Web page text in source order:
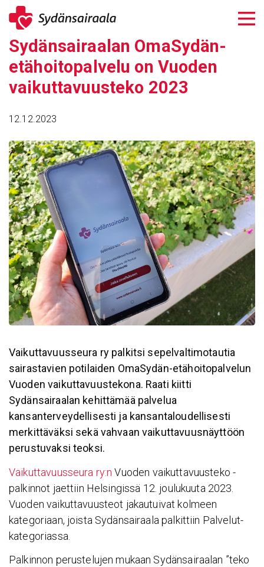
Siirry
sisältöön
Sydän­sai­raalan OmaSydän-
etähoi­to­pal­velu on Vuoden
vaikut­ta­vuus­teko 2023
12.12.2023
Vaikuttavuusseura ry palkitsi sepelvaltimotautia
sairastavien potilaiden OmaSydän-etähoitopalvelun
Vuoden vaikuttavuustekona. Raati kiitti
Sydänsairaalan kehittämää palvelua
kansanterveydellisesti ja kansantaloudellisesti
merkittäväksi sekä vahvaan vaikuttavuusnäyttöön
perustuvaksi teoksi.
Vaikuttavuusseura ry:n Vuoden vaikuttavuusteko -
palkinnot jaettiin Helsingissä 12. joulukuuta 2023.
Vuoden vaikuttavuusteot jakautuivat kolmeen
kategoriaan, joista Sydänsairaala palkittiin Palvelut-
kategoriassa.
Palkinnon perustelujen mukaan Sydänsairaalan ”teko